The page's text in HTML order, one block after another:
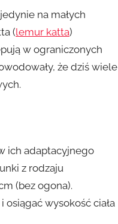
na małych
(lemur katta)
w ograniczonych
że dziś wiele
ich adaptacyjnego
z rodzaju
(bez ogona).
osiągać wysokość ciała